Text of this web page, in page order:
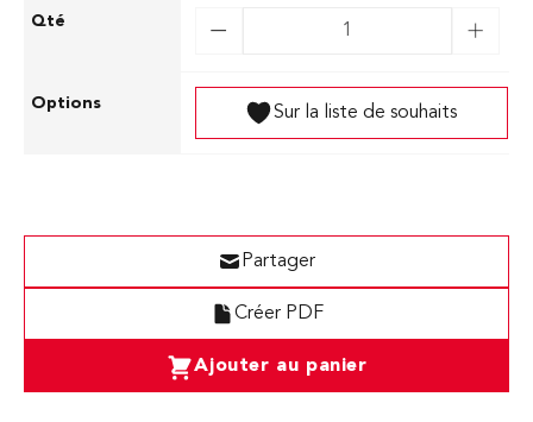
Sur la liste de souhaits
Ajouter au panier
Créer PDF
Partager